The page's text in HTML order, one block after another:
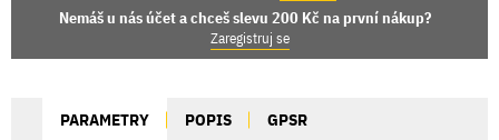
Nemáš u nás účet a chceš slevu 200 Kč na první nákup?
Zaregistruj se
PARAMETRY POPIS GPSR